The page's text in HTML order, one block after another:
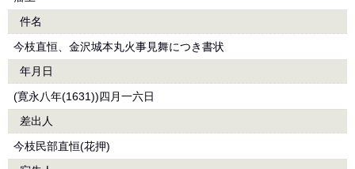
件名
今枝直恒、金沢城本丸火事見舞につき書状
年月日
(寛永八年(1631))四月一六日
差出人
今枝民部直恒(花押)